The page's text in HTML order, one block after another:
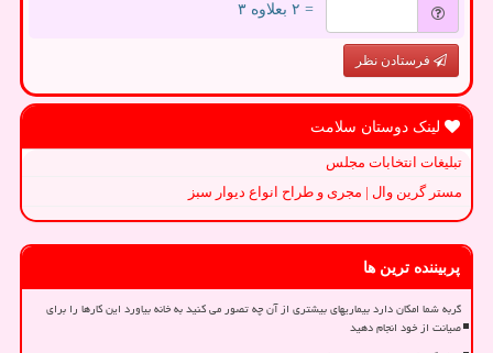
= ۲ بعلاوه ۳
فرستادن نظر
لینک دوستان سلامت
تبلیغات انتخابات مجلس
مستر گرین وال | مجری و طراح انواع دیوار سبز
پربیننده ترین ها
گربه شما امکان دارد بیماریهای بیشتری از آن چه تصور می کنید به خانه بیاورد این کارها را برای
صیانت از خود انجام دهید